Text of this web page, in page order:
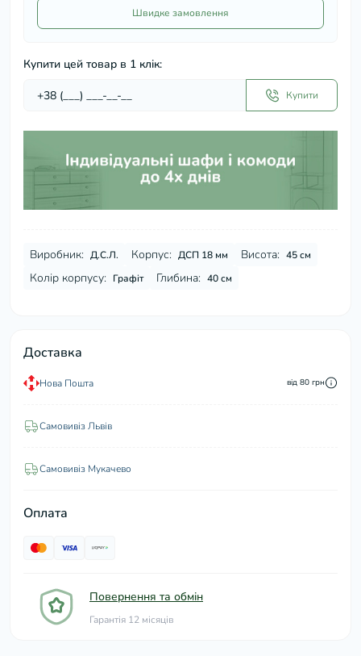
Швидке замовлення
Купити цей товар в 1 клік:
Купити
Виробник: Д.С.Л. Корпус: ДСП 18 мм Висота: 45 см
Колір корпусу: Графіт Глибина: 40 см
Доставка
Нова Пошта від 80 грн
Самовивіз Львів
Самовивіз Мукачево
Оплата
Повернення та обмін
Гарантія 12 місяців